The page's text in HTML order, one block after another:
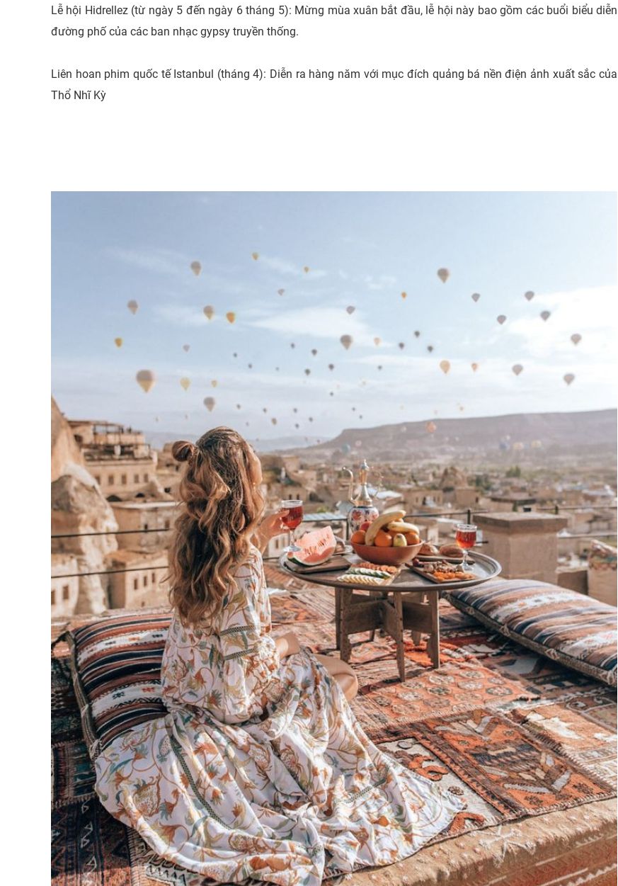
Lễ hội Hidrellez (từ ngày 5 đến ngày 6 tháng 5): Mừng mùa xuân bắt đầu, lễ hội này bao gồm các buổi biểu diễn
đường phố của các ban nhạc gypsy truyền thống.
Liên hoan phim quốc tế Istanbul (tháng 4): Diễn ra hàng năm với mục đích quảng bá nền điện ảnh xuất sắc của
Thổ Nhĩ Kỳ